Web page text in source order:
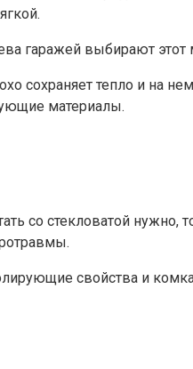
гаражей выбирают этот
тепло и на нем
материалы.
со стекловатой нужно,
свойства и